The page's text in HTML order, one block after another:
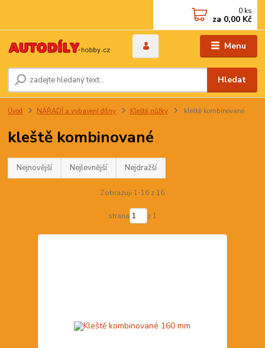
Menu
Hledat
0 ks
za 0,00 Kč
Úvod NÁŘADÍ a vybavení dílny Kleště,nůžky kleště kombinované
kleště kombinované
Nejnovější Nejlevnější Nejdražší
Zobrazuji 1-16 z 16
strana z 1